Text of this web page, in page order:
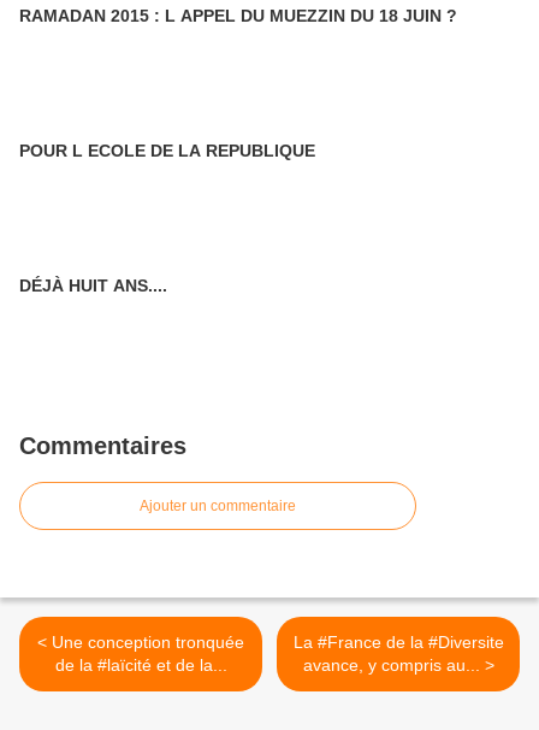
RAMADAN 2015 : L APPEL DU MUEZZIN DU 18 JUIN ?
POUR L ECOLE DE LA REPUBLIQUE
DÉJÀ HUIT ANS....
Commentaires
Ajouter un commentaire
< Une conception tronquée
de la #laïcité et de la...
La #France de la #Diversite
avance, y compris au... >